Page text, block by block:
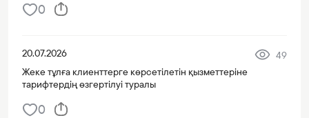
0
20.07.2026
49
Жеке тұлға клиенттерге көрсетілетін қызметтеріне
тарифтердің өзгертілуі туралы
0